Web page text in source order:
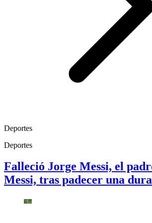
Deportes
Deportes
Falleció Jorge Messi, el
Messi, tras padecer una